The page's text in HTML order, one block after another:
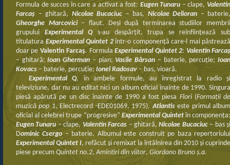
Formula de succes în care a activat a fost: Eugen Tunaru – clape,
Farcaș – ghitară, Nicolae Bucaciuc – bas, Nicolae Delioran – baterie,
Gheorghe Marcovici– flaut. Deşi după terminarea studiilor membrii
grupului Experimental Qs-au despărţit, trupa se reînfiinţează sub
titulatura Experimental Quintet 2într-o componenţă care-l mai păstrează
doar pe Valentin Farcaş. FormulaExperimental Quintet 2: Valentin
– ghitară;Ioan Gherman – pian;Vasile Bârsan – baterie, percuţie;
Kovacs – baterie, percuţie; Ionel Radosav – bas, vioară.
Experimental Q, în ambele formule, au înregistrat la radio
televiziune, dar nu au editat nici un album oficial înainte de 1990. Singura
piesă apărută pe un disc înainte de 1990 a fost piesa Flori(Formații
muzică pop 1, Electrecord -EDE01069, 1975).Atlantiseste primul
oficial al celebrei trupe “progresive” Experimental Quintetîn componenţa:
Eugen Tunaru – clape, Valentin Farcas – ghitară, Nicolae Bucaciuc – bas
Dominic Csergo – baterie. Albumul este construit pe baza
Experimental Quintet I, refăcut şi remixat la întâlnirea din 2010 şi cuprinde
piese precum Quintet no.2,Amintiri din viitor, Giordano Bruno ş.a.